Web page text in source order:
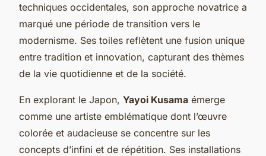
techniques occidentales, son approche novatrice a
marqué une période de transition vers le
modernisme. Ses toiles reflètent une fusion unique
entre tradition et innovation, capturant des thèmes
de la vie quotidienne et de la société.
En explorant le Japon, Yayoi Kusama émerge
comme une artiste emblématique dont l’œuvre
colorée et audacieuse se concentre sur les
concepts d’infini et de répétition. Ses installations